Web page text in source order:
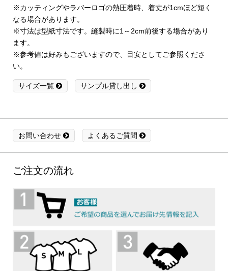
※カッティングやラバーロゴの熱圧着時、着丈が1cmほど短く
なる場合があります。
※寸法は型紙寸法です。縫製時に1～2cm前後する場合があり
ます。
※参考値は好みもございますので、目安としてご参照くださ
い。
サイズ一覧 サンプル貸し出し
お問い合わせ よくあるご質問
ご注文の流れ